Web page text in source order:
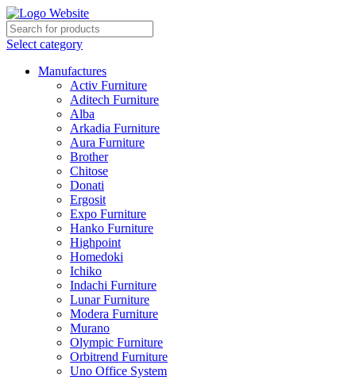
Select category
Manufactures
Activ Furniture
Aditech Furniture
Alba
Arkadia Furniture
Aura Furniture
Brother
Chitose
Donati
Ergosit
Expo Furniture
Hanko Furniture
Highpoint
Homedoki
Ichiko
Indachi Furniture
Lunar Furniture
Modera Furniture
Murano
Olympic Furniture
Orbitrend Furniture
Uno Office System